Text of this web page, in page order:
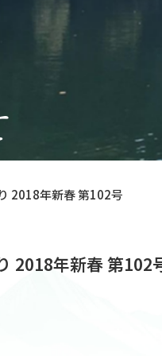
2018年新春 第102号
2018年新春 第102